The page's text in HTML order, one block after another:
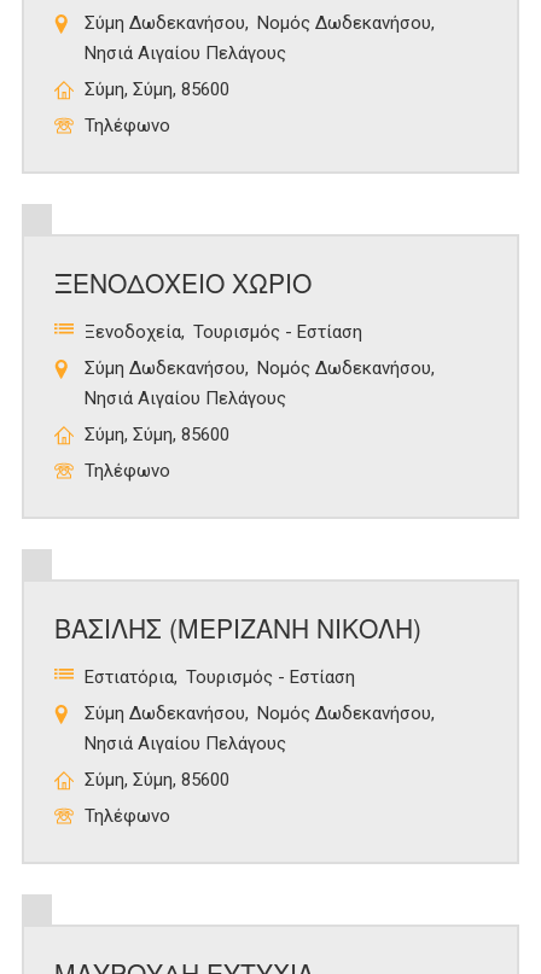
Σύμη Δωδεκανήσου
Νομός Δωδεκανήσου
Νησιά Αιγαίου Πελάγους
Σύμη, Σύμη, 85600
Τηλέφωνο
ΞΕΝΟΔΟΧΕΙΟ ΧΩΡΙΟ
Ξενοδοχεία Τουρισμός - Εστίαση
Σύμη Δωδεκανήσου
Νομός Δωδεκανήσου
Νησιά Αιγαίου Πελάγους
Σύμη, Σύμη, 85600
Τηλέφωνο
ΒΑΣΙΛΗΣ (ΜΕΡΙΖΑΝΗ ΝΙΚΟΛΗ)
Εστιατόρια Τουρισμός - Εστίαση
Σύμη Δωδεκανήσου
Νομός Δωδεκανήσου
Νησιά Αιγαίου Πελάγους
Σύμη, Σύμη, 85600
Τηλέφωνο